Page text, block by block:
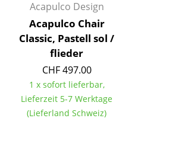
Kinderstühle
Schaukelstühle
Bürodrehstühle
Konferenzstühle
Bürosessel
Acapulco Design
Acapulco Chair
Classic, Pastell sol /
flieder
CHF 497.00
1 x sofort lieferbar,
Lieferzeit 5-7 Werktage
(Lieferland Schweiz)